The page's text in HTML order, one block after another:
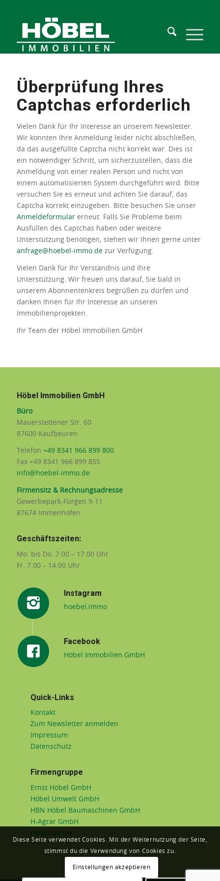
Überprüfung Ihres
Captchas erforderlich
Vielen Dank für Ihr Interesse an unserem Newsletter.
Wir konnten Ihre Anmeldung leider nicht abschließen,
da das ausgefüllte Captcha nicht korrekt war. Dies ist
ein notwendiger Schritt, um sicherzustellen, dass die
Anmeldung von einer realen Person und nicht von
einem automatisierten System durchgeführt wird. Bitte
versuchen Sie es erneut und achten Sie darauf, das
Captcha korrekt einzugeben. Bitte besuchen Sie unser
Anmeldeformularerneut. Falls Sie Probleme beim
Ausfüllen des Captchas haben oder weitere
Unterstützung benötigen, stehen wir Ihnen gerne unter
anfrage@hoebel-immo.de zur Verfügung.
Vielen Dank für Ihr Verständnis und
Ihre
Unterstützung. Wir freuen uns darauf, Sie bald in
unserem Abonnentenkreis begrüßen zu dürfen und
danken Ihnen für Ihr Interesse an unseren
Immobilienprojekten.
Ihr Team der Höbel Immobilien GmbH
Höbel Immobilien GmbH
Büro
Mauerstettener Str. 60
87600 Kaufbeuren
Telefon +49 8341 966 899 800
Fax +49 8341 966 899 855
info@hoebel-immo.de
Firmensitz & Rechnungsadresse
Gewerbepark-Fürgen 9-11
87674 Immenhofen
Geschäftszeiten:
Mo. bis Do. 7.00 – 17.00 Uhr
Fr. 7.00 – 14.00 Uhr
Instagram
hoebel.immo
Facebook
Höbel Immobilien GmbH
Quick-Links
Kontakt
Zum Newsletter anmelden
Impressum
Datenschutz
Firmengruppe
Ernst Höbel GmbH
Höbel Umwelt GmbH
HBN Höbel Baumaschinen GmbH
H-Agrar GmbH
Höbel GmbH
Diese Seite verwendet Cookies. Mit der Weiternutzung der Seite,
stimmst du die Verwendung von Cookies zu.
Einstellungen akzeptieren